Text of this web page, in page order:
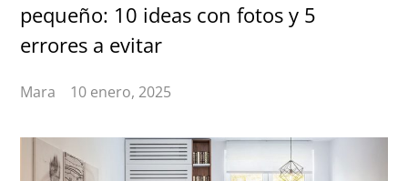
pequeño: 10 ideas con fotos y 5
errores a evitar
Mara 10 enero, 2025